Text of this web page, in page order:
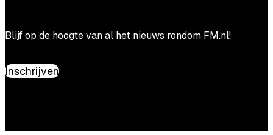
Blijf op de hoogte van al het nieuws rondom FM.nl!
Inschrijven